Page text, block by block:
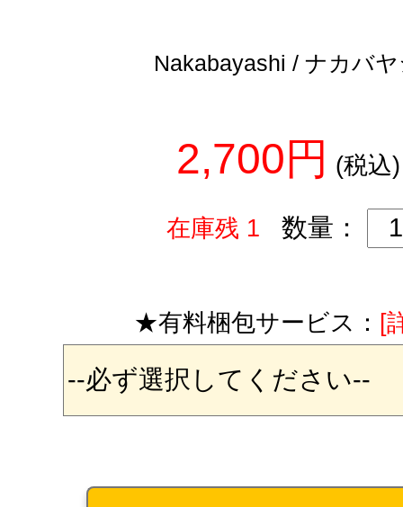
Nakabayashi / ナカバ
2,700円 (税込)
在庫残 1 数量：
★有料梱包サービス： [